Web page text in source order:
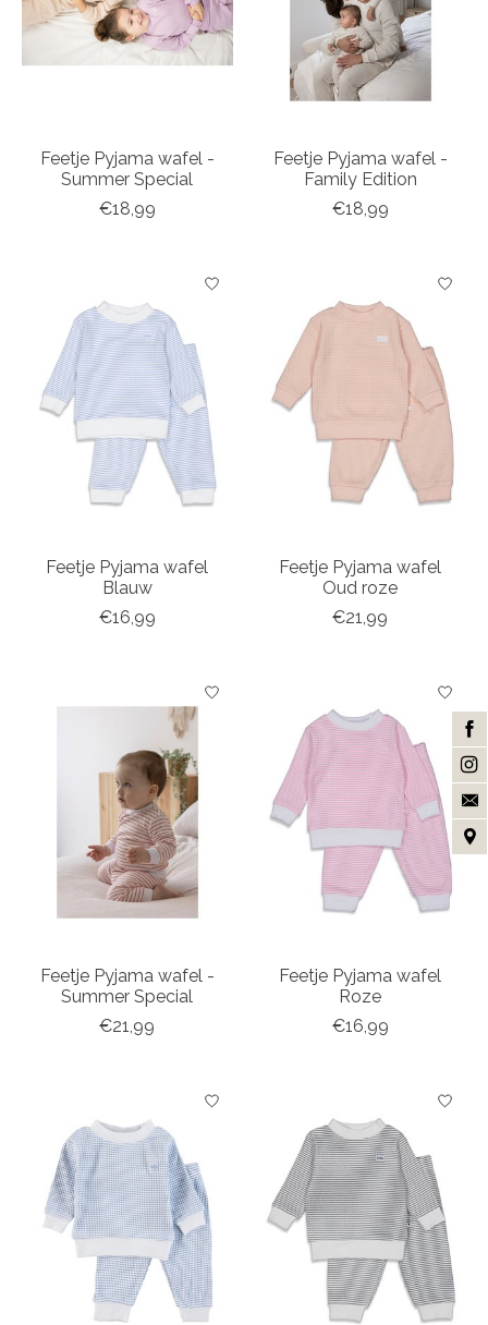
Feetje Pyjama wafel -
Summer Special
€18,99
Feetje Pyjama wafel -
Family Edition
€18,99
Feetje Pyjama wafel
Blauw
€16,99
Feetje Pyjama wafel
Oud roze
€21,99
Feetje Pyjama wafel -
Summer Special
€21,99
Feetje Pyjama wafel
Roze
€16,99